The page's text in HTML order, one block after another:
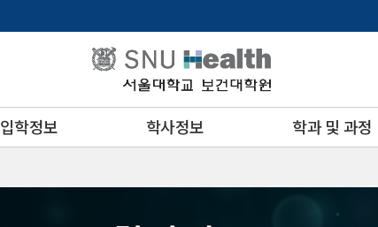
입학정보 학사정보
학과 및 과정